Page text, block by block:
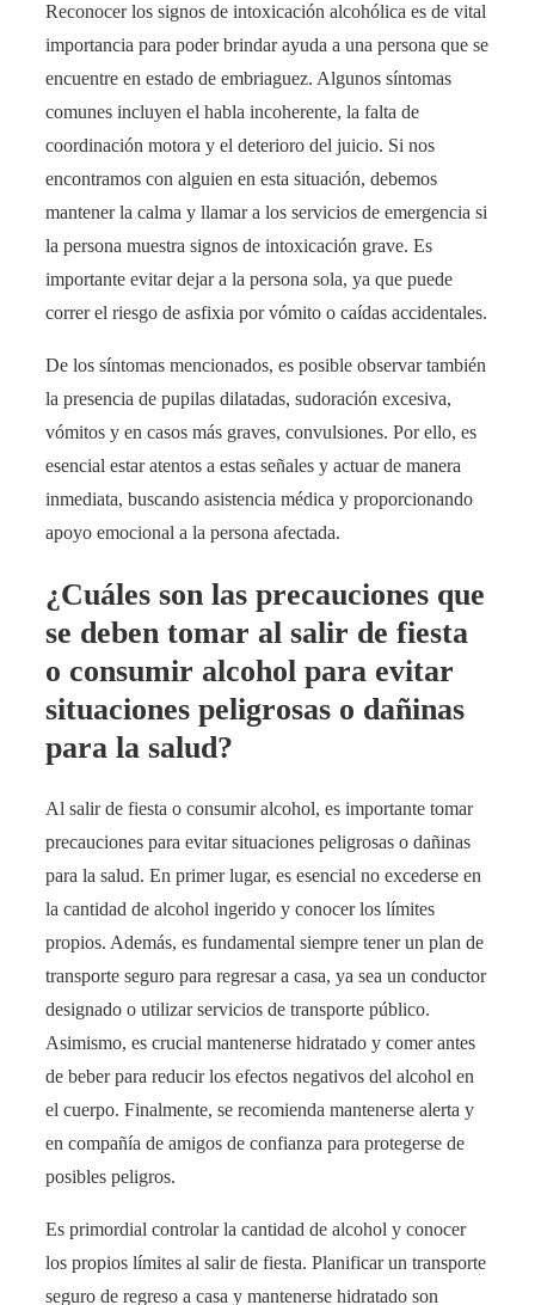
Reconocer los signos de intoxicación alcohólica es de vital
importancia para poder brindar ayuda a una persona que se
encuentre en estado de embriaguez. Algunos síntomas
comunes incluyen el habla incoherente, la falta de
coordinación motora y el deterioro del juicio. Si nos
encontramos con alguien en esta situación, debemos
mantener la calma y llamar a los servicios de emergencia si
la persona muestra signos de intoxicación grave. Es
importante evitar dejar a la persona sola, ya que puede
correr el riesgo de asfixia por vómito o caídas accidentales.
De los síntomas mencionados, es posible observar también
la presencia de pupilas dilatadas, sudoración excesiva,
vómitos y en casos más graves, convulsiones. Por ello, es
esencial estar atentos a estas señales y actuar de manera
inmediata, buscando asistencia médica y proporcionando
apoyo emocional a la persona afectada.
¿Cuáles son las precauciones que
se deben tomar al salir de fiesta
o consumir alcohol para evitar
situaciones peligrosas o dañinas
para la salud?
Al salir de fiesta o consumir alcohol, es importante tomar
precauciones para evitar situaciones peligrosas o dañinas
para la salud. En primer lugar, es esencial no excederse en
la cantidad de alcohol ingerido y conocer los límites
propios. Además, es fundamental siempre tener un plan de
transporte seguro para regresar a casa, ya sea un conductor
designado o utilizar servicios de transporte público.
Asimismo, es crucial mantenerse hidratado y comer antes
de beber para reducir los efectos negativos del alcohol en
el cuerpo. Finalmente, se recomienda mantenerse alerta y
en compañía de amigos de confianza para protegerse de
posibles peligros.
Es primordial controlar la cantidad de alcohol y conocer
los propios límites al salir de fiesta. Planificar un transporte
seguro de regreso a casa y mantenerse hidratado son